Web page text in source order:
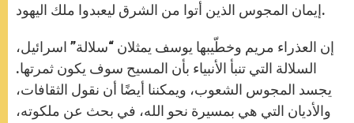
إيمان المجوس الذين أتوا من الشرق ليعبدوا ملك اليهود.
إن العذراء مريم وخطّيبها يوسف يمثلان “سلالة” اسرائيل،
السلالة التي تنبأ الأنبياء بأن المسيح سوف يكون ثمرتها.
يجسد المجوس الشعوب، ويمكننا أيضًا أن نقول الثقافات،
والأديان التي هي بمسيرة نحو الله، في بحث عن ملكوته،